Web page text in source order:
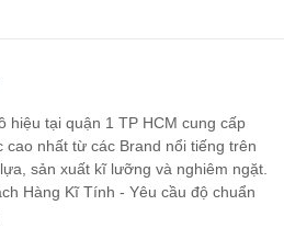
hiệu tại quận 1 TP HCM cung cấp
nhất từ các Brand nổi tiếng trên
sản xuất kĩ lưỡng và nghiêm ngặt.
Hàng Kĩ Tính - Yêu cầu độ chuẩn